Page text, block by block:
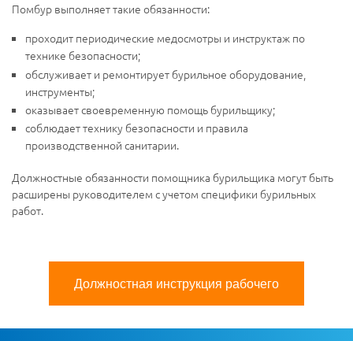
Помбур выполняет такие обязанности:
проходит периодические медосмотры и инструктаж по
технике безопасности;
обслуживает и ремонтирует бурильное оборудование,
инструменты;
оказывает своевременную помощь бурильщику;
соблюдает технику безопасности и правила
производственной санитарии.
Должностные обязанности помощника бурильщика могут быть
расширены руководителем с учетом специфики бурильных
работ.
Должностная инструкция рабочего